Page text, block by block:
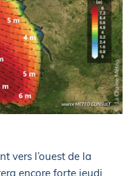
vers l’ouest de la
encore forte jeudi